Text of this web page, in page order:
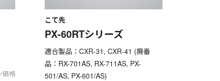
価格
こて先
PX-60RTシリーズ
適合製品：CXR-31, CXR-41 (廃番
品：RX-701AS, RX-711AS, PX-
501/AS, PX-601/AS)